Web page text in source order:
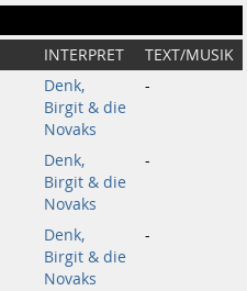
INTERPRET
TEXT/MUSIK
Denk,
Birgit & die
Novaks
-
Denk,
Birgit & die
Novaks
-
Denk,
Birgit & die
Novaks
-